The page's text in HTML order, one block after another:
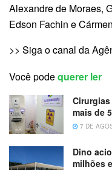
Alexandre de Moraes,
Edson Fachin e
>> Siga o canal da
Você podequerer ler
Cirurgias
mais de
7 DE
Dino
milhões